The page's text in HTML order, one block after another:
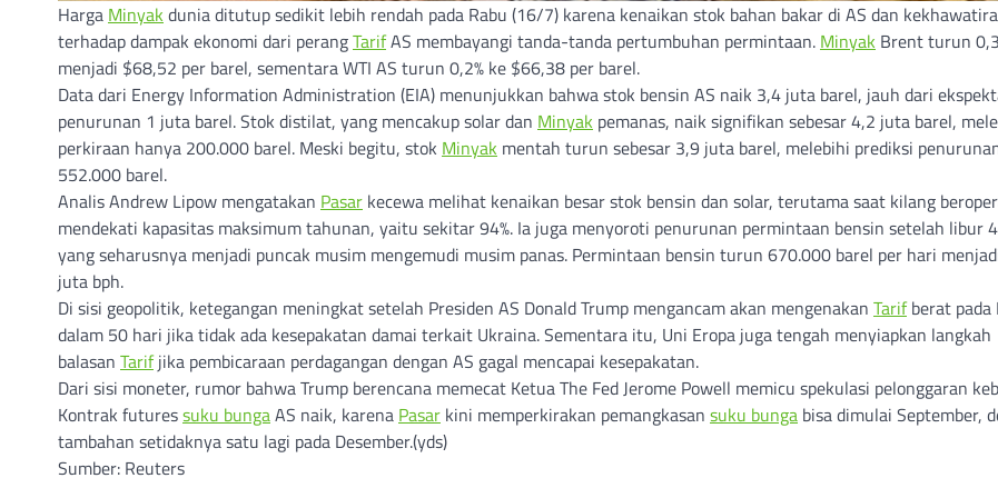
Harga Minyak dunia ditutup sedikit lebih rendah pada Rabu (16/7) karena kenaikan stok bahan bakar di AS dan
terhadap dampak ekonomi dari perangTarifAS membayangi tanda-tanda pertumbuhan permintaan. Minyak Brent turun
menjadi $68,52 per barel, sementara WTI AS turun 0,2% ke $66,38 per barel.
Data dari Energy Information Administration (EIA) menunjukkan bahwa stok bensin AS naik 3,4 juta barel, jauh dari
penurunan 1 juta barel. Stok distilat, yang mencakup solar dan Minyak pemanas, naik signifikan sebesar 4,2 juta barel,
perkiraan hanya 200.000 barel. Meski begitu, stok Minyak mentah turun sebesar 3,9 juta barel, melebihi prediksi
552.000 barel.
Analis Andrew Lipow mengatakan Pasar kecewa melihat kenaikan besar stok bensin dan solar, terutama saat kilang
mendekati kapasitas maksimum tahunan, yaitu sekitar 94%. Ia juga menyoroti penurunan permintaan bensin setelah libur
yang seharusnya menjadi puncak musim mengemudi musim panas. Permintaan bensin turun 670.000 barel per hari
juta bph.
Di sisi geopolitik, ketegangan meningkat setelah Presiden AS Donald Trump mengancam akan mengenakan Tarifberat pada
dalam 50 hari jika tidak ada kesepakatan damai terkait Ukraina. Sementara itu, Uni Eropa juga tengah menyiapkan langkah
balasan Tarifjika pembicaraan perdagangan dengan AS gagal mencapai kesepakatan.
Dari sisi moneter, rumor bahwa Trump berencana memecat Ketua The Fed Jerome Powell memicu spekulasi pelonggaran
Kontrak futuressuku bungaAS naik, karena Pasar kini memperkirakan pemangkasan suku bunga bisa dimulai September,
tambahan setidaknya satu lagi pada Desember.(yds)
Sumber: Reuters